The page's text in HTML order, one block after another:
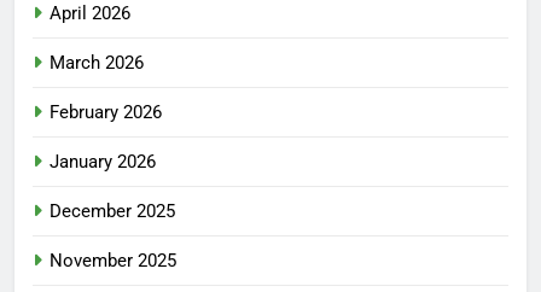
April 2026
March 2026
February 2026
January 2026
December 2025
November 2025